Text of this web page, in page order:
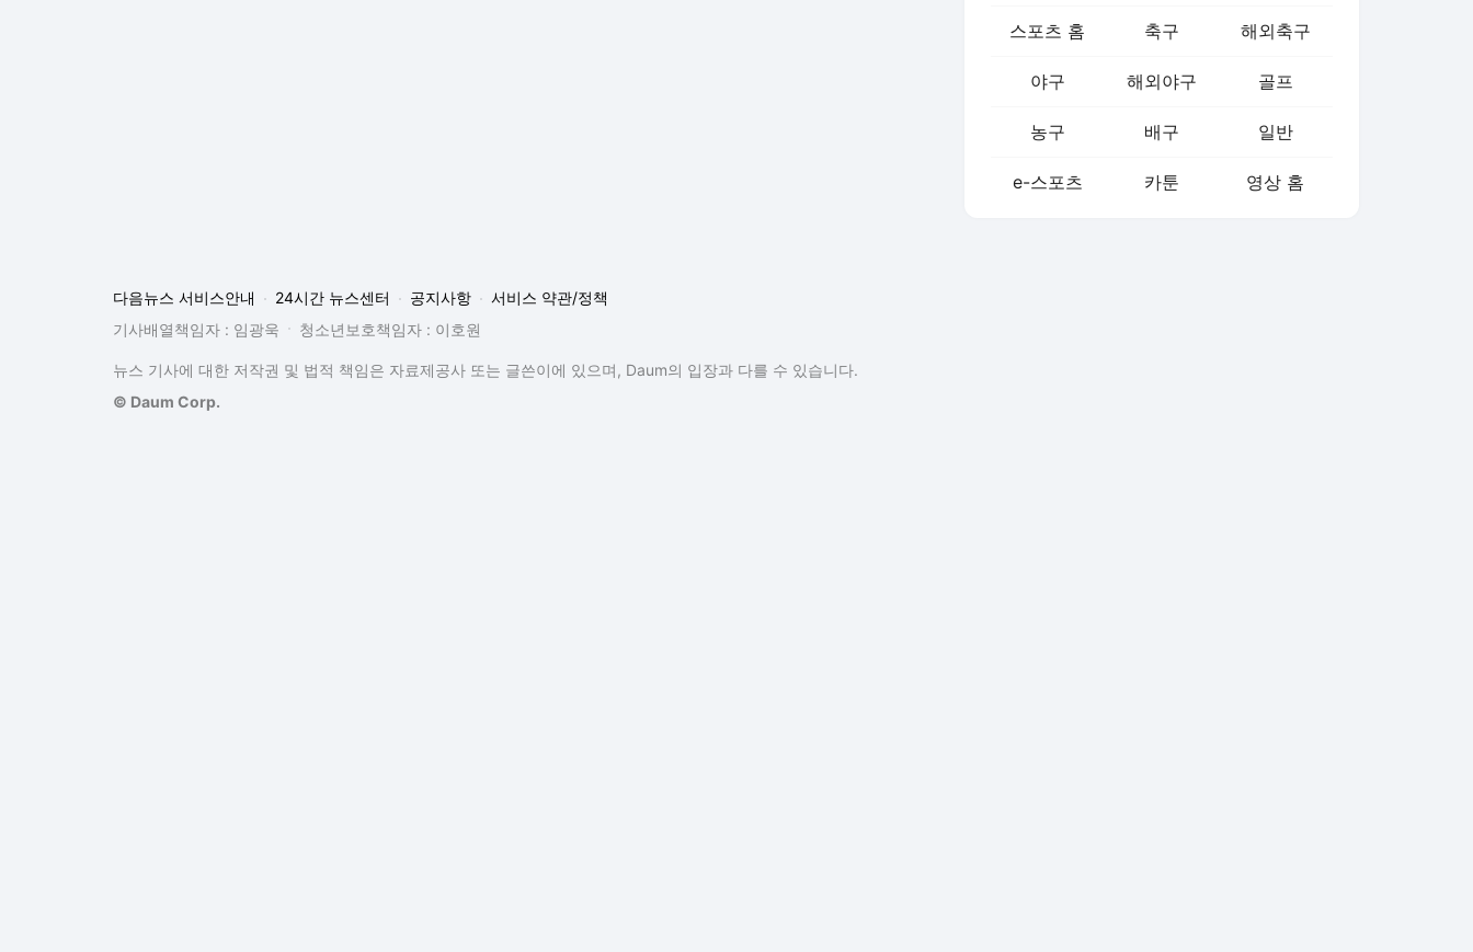
스포츠 홈 축구 해외축구
야구 해외야구 골프
농구 배구 일반
e-스포츠 카툰 영상 홈
다음뉴스 서비스안내 24시간 뉴스센터 공지사항
서비스 약관/정책
기사배열책임자 : 임광욱
청소년보호책임자 : 이호원
뉴스 기사에 대한 저작권 및 법적 책임은 자료제공사 또는 글쓴이에 있으며, Daum의 입장과 다를 수 있습니다.
© Daum Corp.